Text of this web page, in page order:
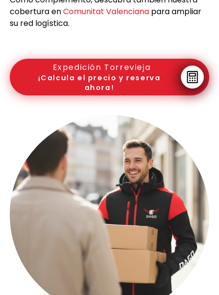
cobertura enComunitat Valenciana para ampliar
su red logística.
Expedición Torrevieja
¡Calcula el precio y reserva
ahora!